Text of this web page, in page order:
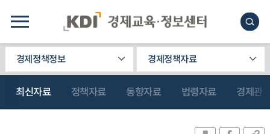
경제정책정보 경제정책자료
최신자료 정책자료 동향자료 법령자료 경제관